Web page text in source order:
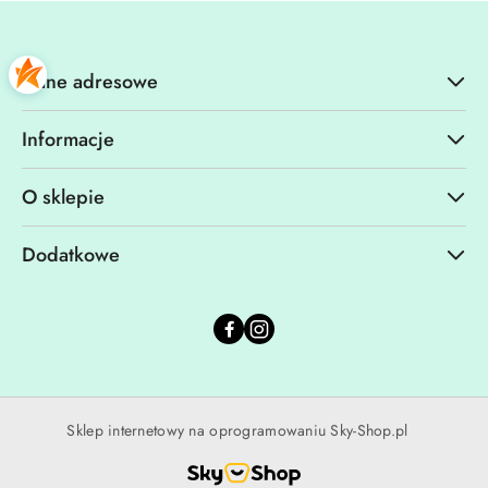
Dane adresowe
Informacje
O sklepie
Dodatkowe
Sklep internetowy na oprogramowaniu Sky-Shop.pl